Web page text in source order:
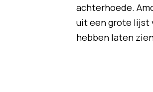
achterhoede.
uit een grote lijst
hebben laten